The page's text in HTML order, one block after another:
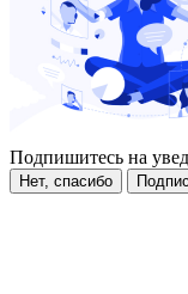
Подпишитесь на
Нет, спасибо